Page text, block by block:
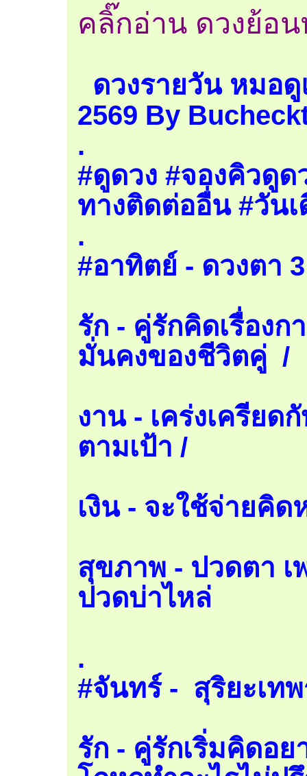
คลิ๊กอ่าน ดวงย้อ
ดวงรายวัน หมอ
2569 By
.
#ดูดวง #จองคิวดูด
ทางติดต่ออื่น #วัน
.
#อาทิตย์ - ดวงตา 3
รัก - คู่รักคิดเรื่อง
มั่นคงของชีวิตคู่ /
งาน - เคร่งเครียด
ตามเป้า /
เงิน - จะใช้จ่ายคิ
สุขภาพ - ปวดตา เ
ปวดบ่าไหล่
.
#จันทร์ - สุริยะเท
รัก - คู่รักเริ่มคิดอย